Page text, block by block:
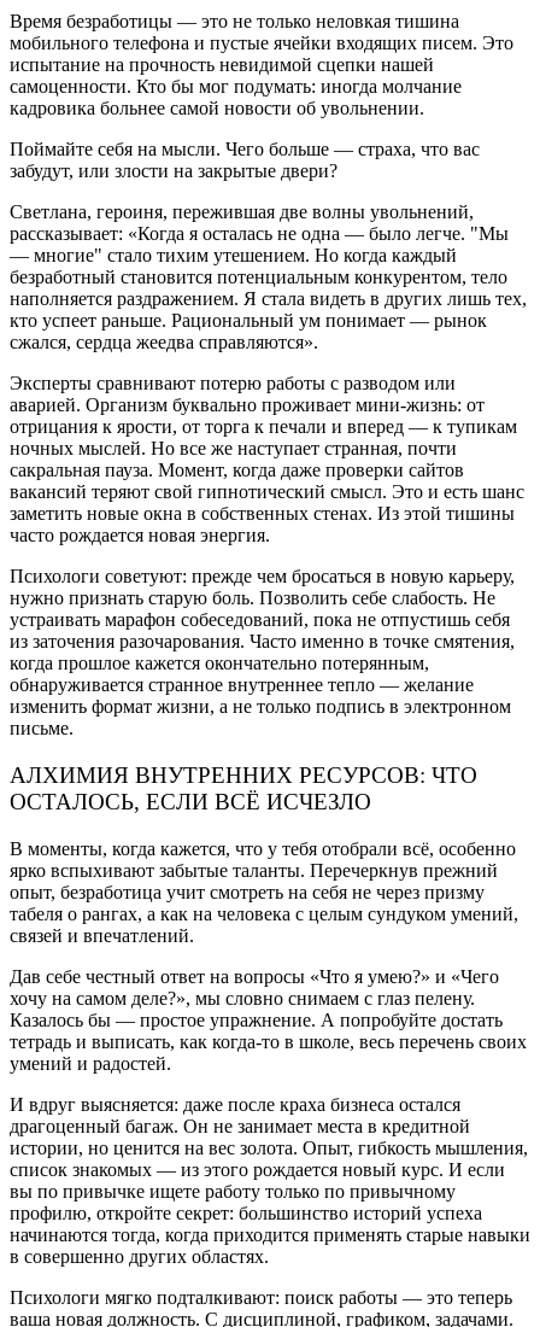
Время безработицы — это не только неловкая тишина
мобильного телефона и пустые ячейки входящих писем. Это
испытание на прочность невидимой сцепки нашей
самоценности. Кто бы мог подумать: иногда молчание
кадровика больнее самой новости об увольнении.
Поймайте себя на мысли. Чего больше — страха, что вас
забудут, или злости на закрытые двери?
Светлана, героиня, пережившая две волны увольнений,
рассказывает: «Когда я осталась не одна — было легче. "Мы
— многие" стало тихим утешением. Но когда каждый
безработный становится потенциальным конкурентом, тело
наполняется раздражением. Я стала видеть в других лишь тех,
кто успеет раньше. Рациональный ум понимает — рынок
сжался, сердца жеедва справляются».
Эксперты сравнивают потерю работы с разводом или
аварией. Организм буквально проживает мини-жизнь: от
отрицания к ярости, от торга к печали и вперед — к тупикам
ночных мыслей. Но все же наступает странная, почти
сакральная пауза. Момент, когда даже проверки сайтов
вакансий теряют свой гипнотический смысл. Это и есть шанс
заметить новые окна в собственных стенах. Из этой тишины
часто рождается новая энергия.
Психологи советуют: прежде чем бросаться в новую карьеру,
нужно признать старую боль. Позволить себе слабость. Не
устраивать марафон собеседований, пока не отпустишь себя
из заточения разочарования. Часто именно в точке смятения,
когда прошлое кажется окончательно потерянным,
обнаруживается странное внутреннее тепло — желание
изменить формат жизни, а не только подпись в электронном
письме.
АЛХИМИЯ ВНУТРЕННИХ РЕСУРСОВ: ЧТО
ОСТАЛОСЬ, ЕСЛИ ВСЁ ИСЧЕЗЛО
В моменты, когда кажется, что у тебя отобрали всё, особенно
ярко вспыхивают забытые таланты. Перечеркнув прежний
опыт, безработица учит смотреть на себя не через призму
табеля о рангах, а как на человека с целым сундуком умений,
связей и впечатлений.
Дав себе честный ответ на вопросы «Что я умею?» и «Чего
хочу на самом деле?», мы словно снимаем с глаз пелену.
Казалось бы — простое упражнение. А попробуйте достать
тетрадь и выписать, как когда-то в школе, весь перечень своих
умений и радостей.
И вдруг выясняется: даже после краха бизнеса остался
драгоценный багаж. Он не занимает места в кредитной
истории, но ценится на вес золота. Опыт, гибкость мышления,
список знакомых — из этого рождается новый курс. И если
вы по привычке ищете работу только по привычному
профилю, откройте секрет: большинство историй успеха
начинаются тогда, когда приходится применять старые навыки
в совершенно других областях.
Психологи мягко подталкивают: поиск работы — это теперь
ваша новая должность. С дисциплиной, графиком, задачами.